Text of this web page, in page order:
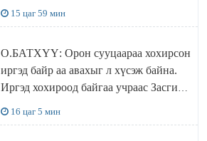
15 цаг 59 мин
О.БАТХҮҮ: Орон сууцаараа хохирсон
иргэд байр аа авахыг л хүсэж байна.
Иргэд хохироод байгаа учраас Засгийн
16 цаг 5 мин